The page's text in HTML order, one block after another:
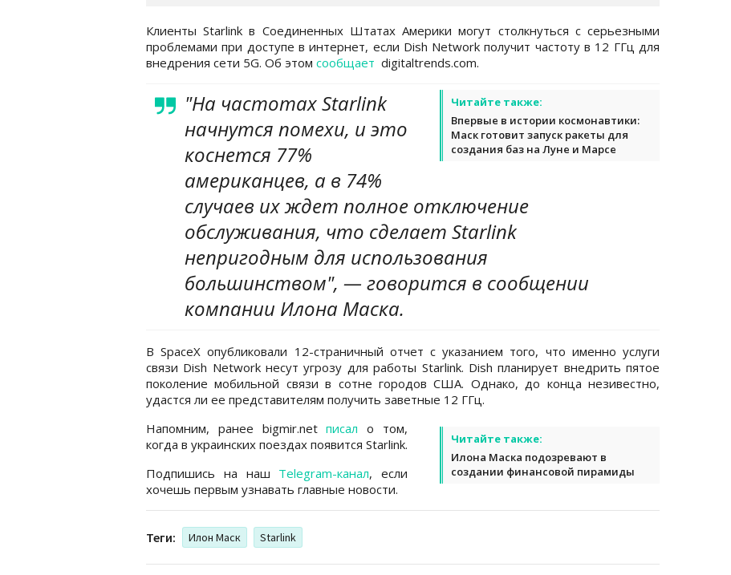
Клиенты Starlink в Соединенных Штатах Америки могут столкнуться с серьезными
проблемами при доступе в интернет, если Dish Network получит частоту в 12 ГГц для
внедрения сети 5G. Об этом сообщает digitaltrends.com.
Читайте также:
Впервые в истории космонавтики:
Маск готовит запуск ракеты для
создания баз на Луне и Марсе
"На частотах Starlink
начнутся помехи, и это
коснется 77%
американцев, а в 74%
случаев их ждет полное отключение
обслуживания, что сделает Starlink
непригодным для использования
большинством", — говорится в сообщении
компании Илона Маска.
В SpaceX опубликовали 12-страничный отчет с указанием того, что именно услуги
связи Dish Network несут угрозу для работы Starlink. Dish планирует внедрить пятое
поколение мобильной связи в сотне городов США. Однако, до конца незивестно,
удастся ли ее представителям получить заветные 12 ГГц.
Читайте также:
Илона Маска подозревают в
создании финансовой пирамиды
Напомним, ранее bigmir.netписал о том,
когда в украинских поездах появится Starlink.
Подпишись на наш Telegram-канал, если
хочешь первым узнавать главные новости.
Теги: Илон Маск Starlink